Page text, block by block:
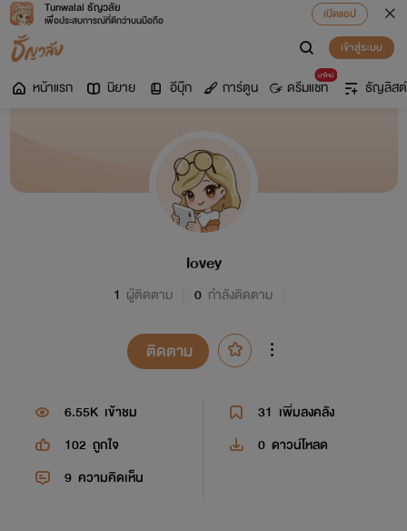
Tunwalai ธัญวลัย
เพื่อประสบการณ์ที่ดีกว่าบนมือถือ
เปิดแอป
เข้าสู่ระบบ
หน้าแรก นิยาย อีบุ๊ก การ์ตูน
มาใหม่
ดรีมแชท ธัญลิสต์
lovey
1 ผู้ติดตาม 0 กำลังติดตาม
ติดตาม
6.55K เข้าชม 31 เพิ่มลงคลัง
102 ถูกใจ 0 ดาวน์โหลด
9 ความคิดเห็น